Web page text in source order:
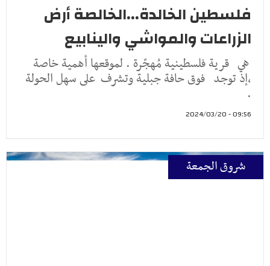
فلسطين الخالدة...الخالصة أرض
الزراعات والمواشي والينابيع
هي قرية فلسطينية مُهجّرة . لموقعها أهمية خاصة
،إذ توجد فوق حافة جبلية وتشرف على سهل الحولة
.
09:56 - 2024/03/20
شروق الجمعة